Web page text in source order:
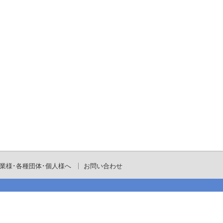
様･各種団体･個人様へ お問い合わせ